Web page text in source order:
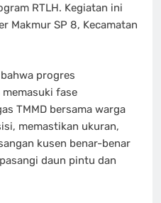
RTLH. Kegiatan ini
Makmur SP 8, Kecamatan
progres
memasuki fase
TMMD bersama warga
memastikan ukuran,
kusen benar-benar
daun pintu dan